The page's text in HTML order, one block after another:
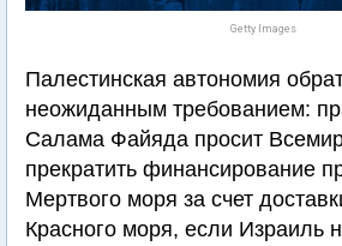
Getty Images
Палестинская автономия
неожиданным требованием:
Салама Файяда просит
прекратить финансирование
Мертвого моря за счет
Красного моря, если Израиль